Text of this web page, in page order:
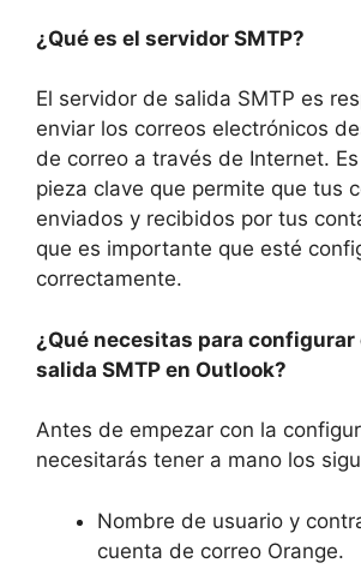
¿Qué es el servidor SMTP?
El servidor de salida SMTP es
enviar los correos electrónicos
de correo a través de Internet.
pieza clave que permite que tus
enviados y recibidos por tus
que es importante que esté
correctamente.
¿Qué necesitas para
salida SMTP en Outlook?
Antes de empezar con la
necesitarás tener a mano los
Nombre de usuario y
cuenta de correo Orange.